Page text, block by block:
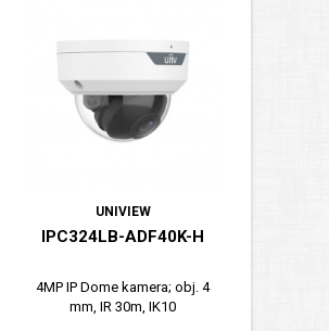
UNIVIEW
IPC324LB-ADF40K-H
4MP IP Dome kamera; obj. 4
mm, IR 30m, IK10